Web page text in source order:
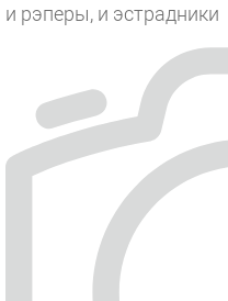
и рэперы, и эстрадники